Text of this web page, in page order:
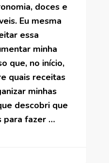
doces e
Eu mesma
essa
minha
que, no início,
quais receitas
minhas
descobri que
para fazer …